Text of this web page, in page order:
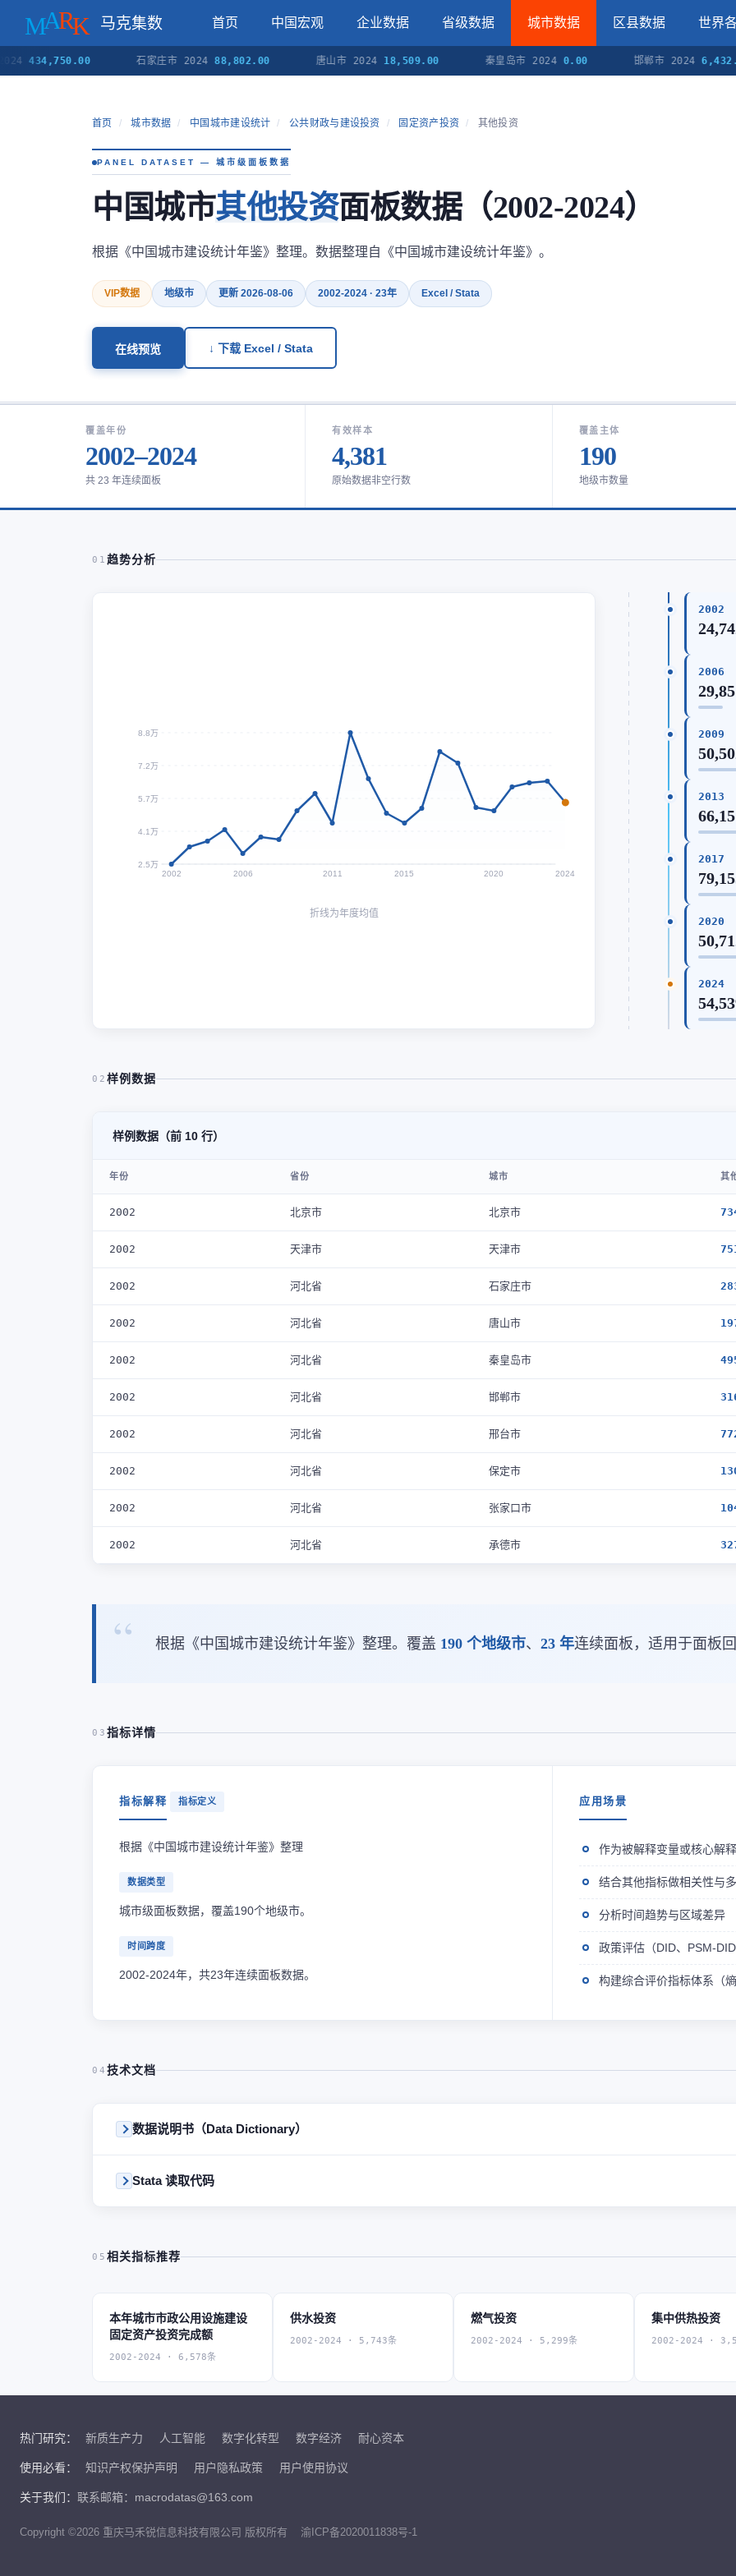
马克集数 首页 中国宏观 企业数据 省级数据 城市数据 区县数据 世界
石家庄市 2024 88,802.00 唐山市 2024 18,509.00 秦皇岛市 2024 0.00 邯郸市 2024 6,432.00
首页 / 城市数据 / 中国城市建设统计 / 公共财政与建设投资 / 固定资产投资 / 其他投资
PANEL DATASET — 城市级面板数据
中国城市其他投资面板数据（2002-2024）
根据《中国城市建设统计年鉴》整理。数据整理自《中国城市建设统计年鉴》。
VIP数据 地级市 更新 2026-08-06 2002-2024 · 23年 Excel / Stata
在线预览 ↓ 下载 Excel / Stata
覆盖年份
2002–2024
共 23 年连续面板
有效样本
4,381
原始数据非空行数
覆盖主体
190
地级市数量
01 趋势分析
8.8万
7.2万
5.7万
4.1万
2.5万
2002
2006 2011 2015 2020 2024
折线为年度均值
2002
2006
2009
2013
2017
2020
2024
02 样例数据
样例数据（前 10 行）
年份 省份 城市 其
2002 北京市 北京市
2002 天津市 天津市
2002 河北省 石家庄市
2002 河北省 唐山市
2002 河北省 秦皇岛市
2002 河北省 邯郸市
2002 河北省 邢台市
2002 河北省 保定市
2002 河北省 张家口市
2002 河北省 承德市
根据《中国城市建设统计年鉴》整理。覆盖 190 个地级市、 23 年连续面板，适用于面板
03 指标详情
指标解释 指标定义
根据《中国城市建设统计年鉴》整理
数据类型
城市级面板数据，覆盖190个地级市。
时间跨度
2002-2024年，共23年连续面板数据。
应用场景
作为被解释变量或核心解
结合其他指标做相关性与
分析时间趋势与区域差异
政策评估（DID、PSM-
构建综合评价指标体系（
04 技术文档
数据说明书（Data Dictionary）
Stata 读取代码
05 相关指标推荐
本年城市市政公用设施建设
固定资产投资完成额
2002-2024 · 6,578条
供水投资
2002-2024 · 5,743条
燃气投资
2002-2024 · 5,299条
集中供热投资
2002-2024 ·
热门研究： 新质生产力 人工智能 数字化转型 数字经济 耐心资本
使用必看： 知识产权保护声明 用户隐私政策 用户使用协议
关于我们： 联系邮箱：macrodatas@163.com
Copyright ©2026 重庆马禾锐信息科技有限公司 版权所有 渝ICP备2020011838号-1